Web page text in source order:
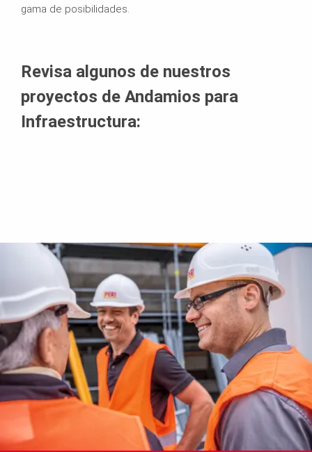
gama de posibilidades.
Revisa algunos de nuestros
proyectos de Andamios para
Infraestructura: